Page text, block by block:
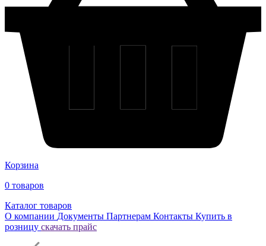
Корзина
0 товаров
Каталог товаров
О компании Документы Партнерам Контакты Купить в
розницу скачать прайс